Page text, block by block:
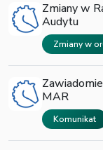
Zmiany w
Audytu
Zmiany w
MAR
Komunikat